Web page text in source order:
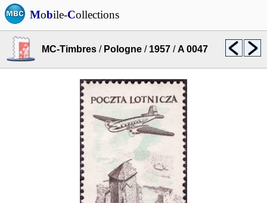
Mobile-Collections
MC-Timbres / Pologne / 1957 /A 0047